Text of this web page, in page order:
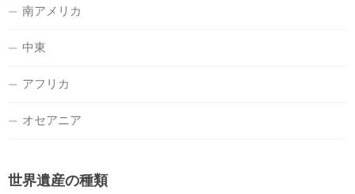
南アメリカ
中東
アフリカ
オセアニア
世界遺産の種類